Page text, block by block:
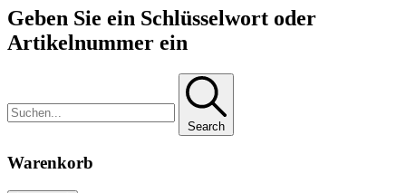
Geben Sie ein Schlüsselwort oder
Artikelnummer ein
Search
Warenkorb